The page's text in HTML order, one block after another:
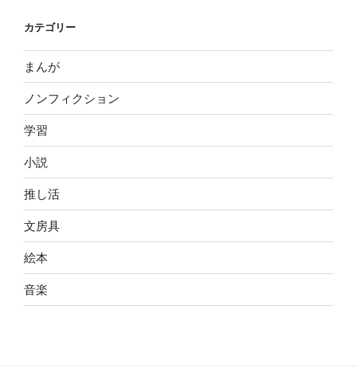
カテゴリー
まんが
ノンフィクション
学習
小説
推し活
文房具
絵本
音楽